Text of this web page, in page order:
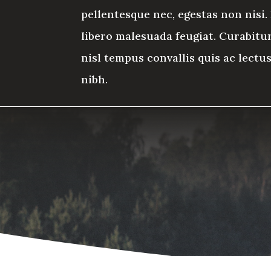
pellentesque nec, egestas non
libero malesuada feugiat.
nisl tempus convallis quis ac
nibh.